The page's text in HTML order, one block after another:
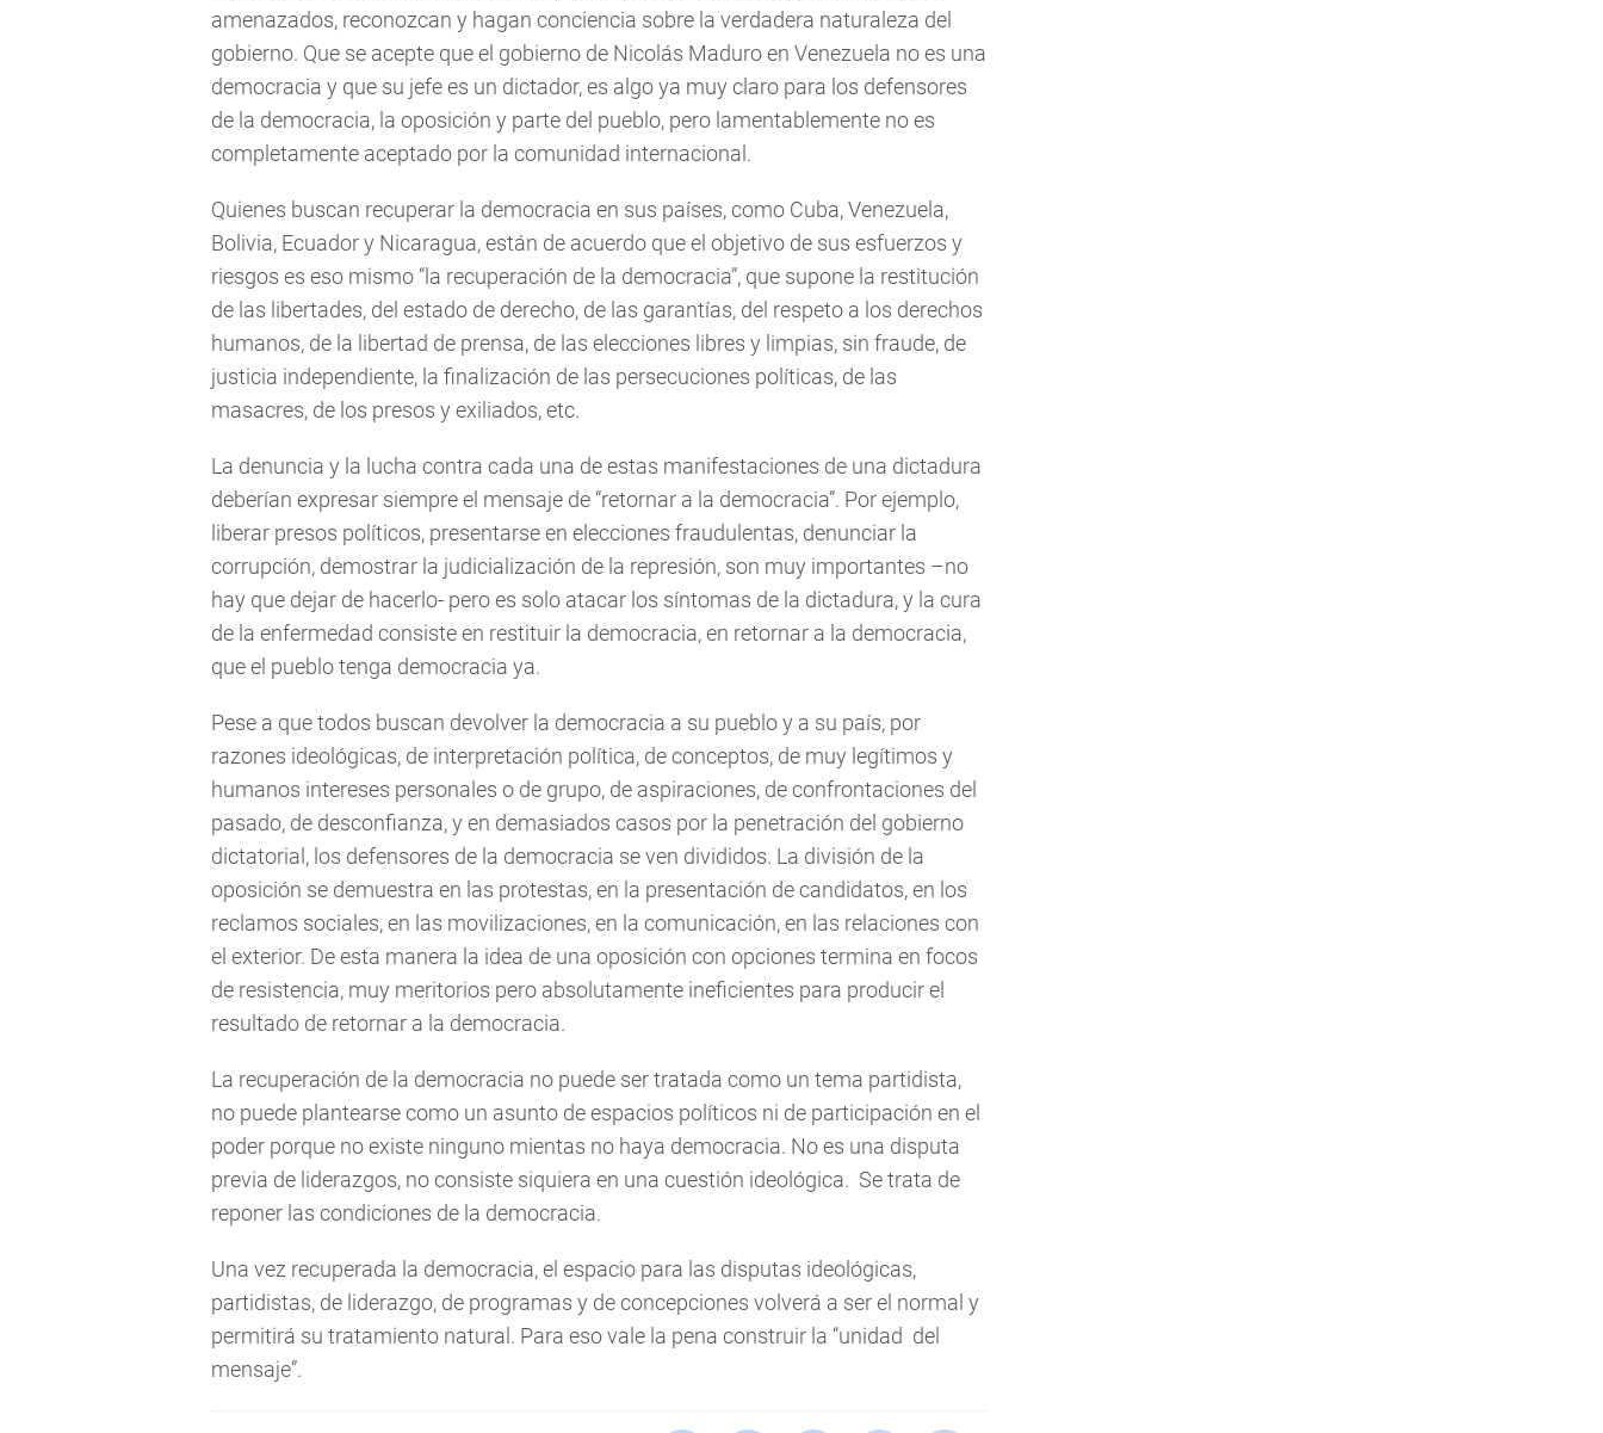
amenazados, reconozcan y hagan conciencia sobre la verdadera naturaleza del
gobierno. Que se acepte que el gobierno de Nicolás Maduro en Venezuela no es una
democracia y que su jefe es un dictador, es algo ya muy claro para los defensores
de la democracia, la oposición y parte del pueblo, pero lamentablemente no es
completamente aceptado por la comunidad internacional.
Quienes buscan recuperar la democracia en sus países, como Cuba, Venezuela,
Bolivia, Ecuador y Nicaragua, están de acuerdo que el objetivo de sus esfuerzos y
riesgos es eso mismo “la recuperación de la democracia”, que supone la restitución
de las libertades, del estado de derecho, de las garantías, del respeto a los derechos
humanos, de la libertad de prensa, de las elecciones libres y limpias, sin fraude, de
justicia independiente, la finalización de las persecuciones políticas, de las
masacres, de los presos y exiliados, etc.
La denuncia y la lucha contra cada una de estas manifestaciones de una dictadura
deberían expresar siempre el mensaje de “retornar a la democracia”. Por ejemplo,
liberar presos políticos, presentarse en elecciones fraudulentas, denunciar la
corrupción, demostrar la judicialización de la represión, son muy importantes –no
hay que dejar de hacerlo- pero es solo atacar los síntomas de la dictadura, y la cura
de la enfermedad consiste en restituir la democracia, en retornar a la democracia,
que el pueblo tenga democracia ya.
Pese a que todos buscan devolver la democracia a su pueblo y a su país, por
razones ideológicas, de interpretación política, de conceptos, de muy legítimos y
humanos intereses personales o de grupo, de aspiraciones, de confrontaciones del
pasado, de desconfianza, y en demasiados casos por la penetración del gobierno
dictatorial, los defensores de la democracia se ven divididos. La división de la
oposición se demuestra en las protestas, en la presentación de candidatos, en los
reclamos sociales, en las movilizaciones, en la comunicación, en las relaciones con
el exterior. De esta manera la idea de una oposición con opciones termina en focos
de resistencia, muy meritorios pero absolutamente ineficientes para producir el
resultado de retornar a la democracia.
La recuperación de la democracia no puede ser tratada como un tema partidista,
no puede plantearse como un asunto de espacios políticos ni de participación en el
poder porque no existe ninguno mientas no haya democracia. No es una disputa
previa de liderazgos, no consiste siquiera en una cuestión ideológica. Se trata de
reponer las condiciones de la democracia.
Una vez recuperada la democracia, el espacio para las disputas ideológicas,
partidistas, de liderazgo, de programas y de concepciones volverá a ser el normal y
permitirá su tratamiento natural. Para eso vale la pena construir la “unidad del
mensaje”.